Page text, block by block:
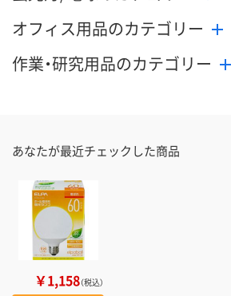
オフィス用品のカテゴリー
作業・研究用品のカテゴリー
あなたが最近チェックした商品
￥1,158（税込）